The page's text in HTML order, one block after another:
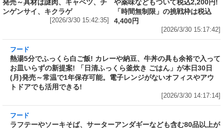
フード
3分で食べられる人気沸騰中の四
川料理! 日清食品が「カップヌー
発売～具材は謎肉、キャベツ、チ
ンゲンサイ、キクラゲ
[2026/3/30 15:42:35]
フード
自慢のそばが食べ放題! 和食麺処
(火)開催～大海老天などの天ぷら
や薬味などもついて税込2,200円!
4,400円